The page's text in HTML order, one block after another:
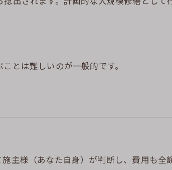
とは難しいのが一般的です。
主様（あなた自身）が判断し、費用も全